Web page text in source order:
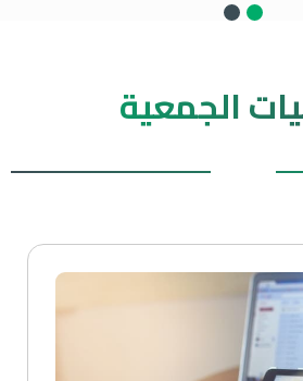
الجمعية